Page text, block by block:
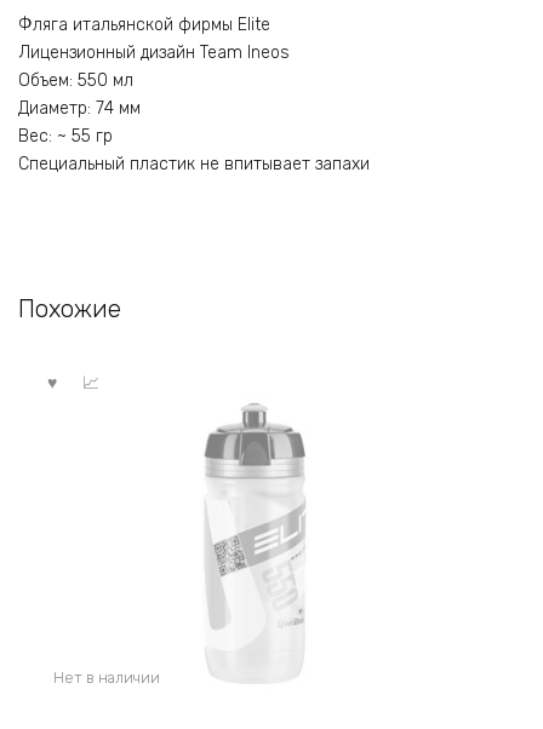
Фляга итальянской фирмы Elite
Лицензионный дизайн Team Ineos
Объем: 550 мл
Диаметр: 74 мм
Вес: ~ 55 гр
Специальный пластик не впитывает запахи
Похожие
Нет в наличии